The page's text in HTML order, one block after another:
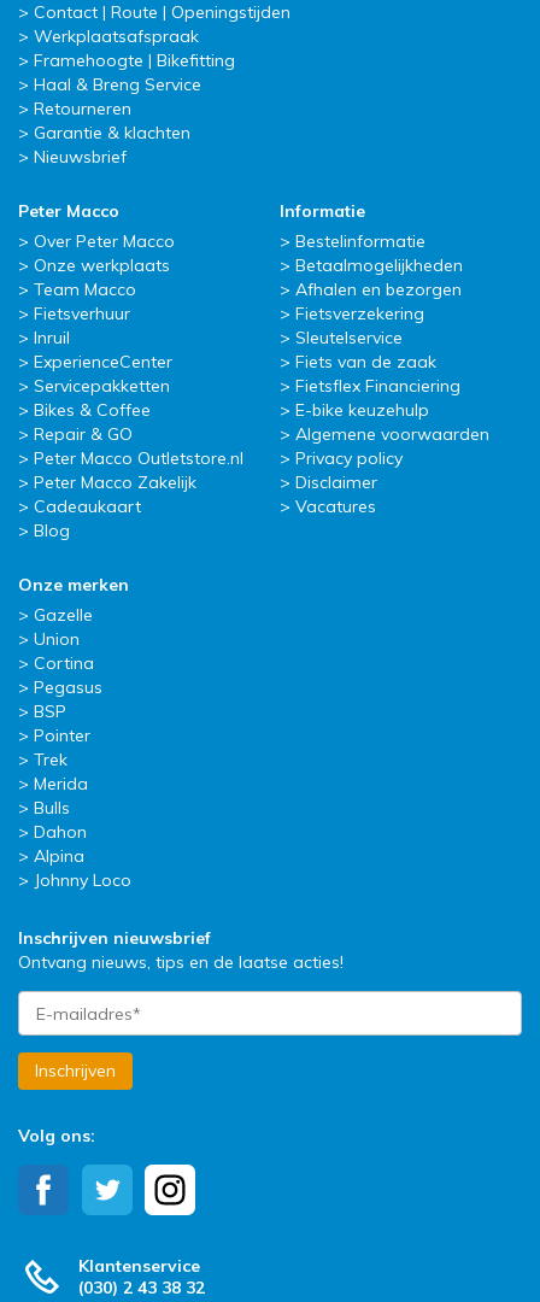
Contact | Route | Openingstijden
Werkplaatsafspraak
Framehoogte | Bikefitting
Haal & Breng Service
Retourneren
Garantie & klachten
Nieuwsbrief
Peter Macco
Over Peter Macco
Onze werkplaats
Team Macco
Fietsverhuur
Inruil
ExperienceCenter
Servicepakketten
Bikes & Coffee
Repair & GO
Peter Macco Outletstore.nl
Peter Macco Zakelijk
Cadeaukaart
Blog
Informatie
Bestelinformatie
Betaalmogelijkheden
Afhalen en bezorgen
Fietsverzekering
Sleutelservice
Fiets van de zaak
Fietsflex Financiering
E-bike keuzehulp
Algemene voorwaarden
Privacy policy
Disclaimer
Vacatures
Onze merken
Gazelle
Union
Cortina
Pegasus
BSP
Pointer
Trek
Merida
Bulls
Dahon
Alpina
Johnny Loco
Inschrijven nieuwsbrief
Ontvang nieuws, tips en de laatse acties!
Inschrijven
Volg ons:
Klantenservice
(030) 2 43 38 32